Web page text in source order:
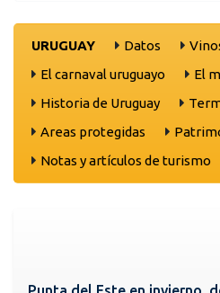
URUGUAY Datos
El carnaval uruguayo
El
Historia de Uruguay
Areas protegidas
Notas y artículos de turismo